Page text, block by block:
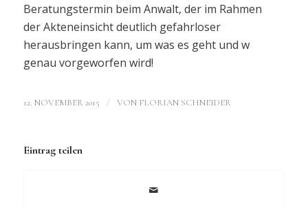
Beratungstermin beim Anwalt, der im Rahmen
der Akteneinsicht deutlich gefahrloser
herausbringen kann, um was es geht und w
genau vorgeworfen wird!
12. NOVEMBER 2015 / VON FLORIAN SCHNEIDER
Eintrag teilen